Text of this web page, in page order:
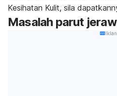
Kesihatan Kulit, sila
Masalah parut
Iklan